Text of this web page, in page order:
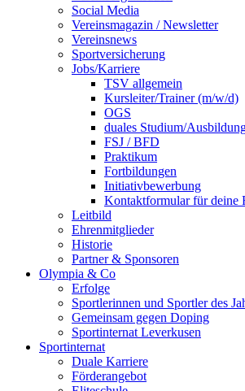
Social Media
Vereinsmagazin / Newsletter
Vereinsnews
Sportversicherung
Jobs/Karriere
TSV allgemein
Kursleiter/Trainer (m/w/d)
OGS
duales Studium/
FSJ / BFD
Praktikum
Fortbildungen
Initiativbewerbung
Kontaktformular für deine
Leitbild
Ehrenmitglieder
Historie
Partner & Sponsoren
Olympia & Co
Erfolge
Sportlerinnen und Sportler des
Gemeinsam gegen Doping
Sportinternat Leverkusen
Sportinternat
Duale Karriere
Förderangebot